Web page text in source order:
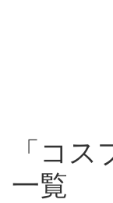
「コ
一覧